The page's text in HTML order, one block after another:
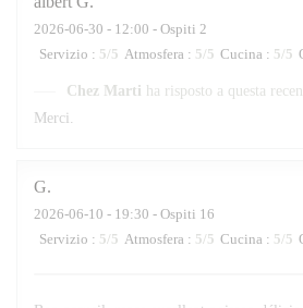
2026-06-30 - 12:00 - Ospiti 2
Servizio : 5/5 Atmosfera : 5/5 Cucina : 5/5
Chez Marti ha risposto a questa
Merci.
G
2026-06-10 - 19:30 - Ospiti 16
Servizio : 5/5 Atmosfera : 5/5 Cucina : 5/5